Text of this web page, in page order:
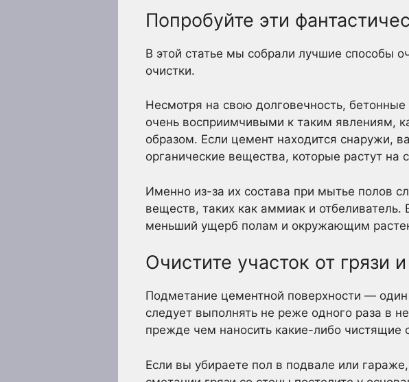
Попробуйте эти
В этой статье мы собрали лучшие способы
очистки.
Несмотря на свою долговечность,
очень восприимчивыми к таким явлениям,
образом. Если цемент находится снаружи,
органические вещества, которые растут на
Именно из-за их состава при мытье полов
веществ, таких как аммиак и
меньший ущерб полам и окружающим
Очистите участок от грязи
Подметание цементной поверхности —
следует выполнять не реже одного раза в
прежде чем наносить какие-либо чистящие
Если вы убираете пол в подвале или